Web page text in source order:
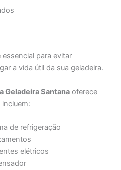
para evitar
a vida útil da sua geladeira.
Geladeira Santana oferece
de refrigeração
elétricos